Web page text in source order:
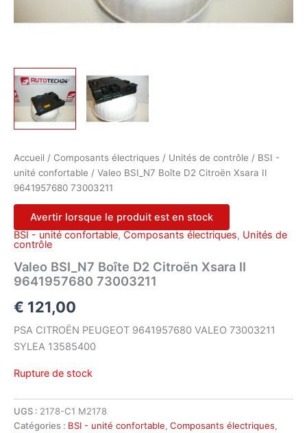
Accueil / Composants électriques / Unités de contrôle / BSI -
unité confortable / Valeo BSI_N7 Boîte D2 Citroën Xsara II
9641957680 73003211
Avertir lorsque le produit est en stock
BSI - unité confortable, Composants électriques, Unités de
contrôle
Valeo BSI_N7 Boîte D2 Citroën Xsara II
9641957680 73003211
€ 121,00
PSA CITROËN PEUGEOT 9641957680 VALEO 73003211
SYLEA 13585400
Rupture de stock
UGS : 2178-C1 M2178
Catégories : BSI - unité confortable, Composants électriques,